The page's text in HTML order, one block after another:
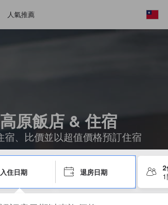
人氣推薦
高原飯店 & 住宿
宿、比價並以超值價格預訂住宿
入住日期 退房日期